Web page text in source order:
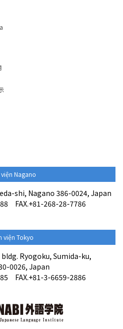
Liên hệ / Đơn đăng ký nhập
học tại đây
Nagano
shi, Nagano 386-0024, Japan
FAX.+81-268-28-7786
viện Tokyo
Ryogoku, Sumida-ku,
0026, Japan
FAX.+81-3-6659-2886